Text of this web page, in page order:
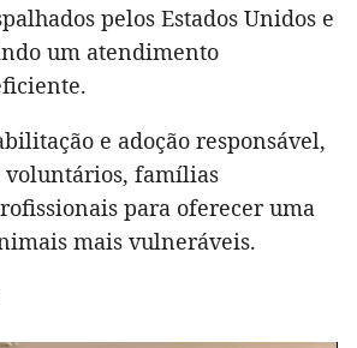
pelos Estados Unidos e
um atendimento
e adoção responsável,
voluntários, famílias
para oferecer uma
mais vulneráveis.